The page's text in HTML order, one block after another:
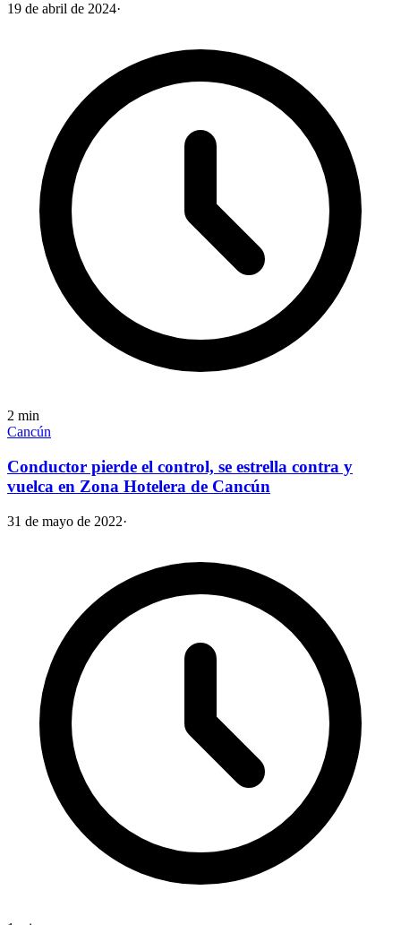
19 de abril de 2024·
2 min
Cancún
Conductor pierde el control, se estrella contra y
vuelca en Zona Hotelera de Cancún
31 de mayo de 2022·